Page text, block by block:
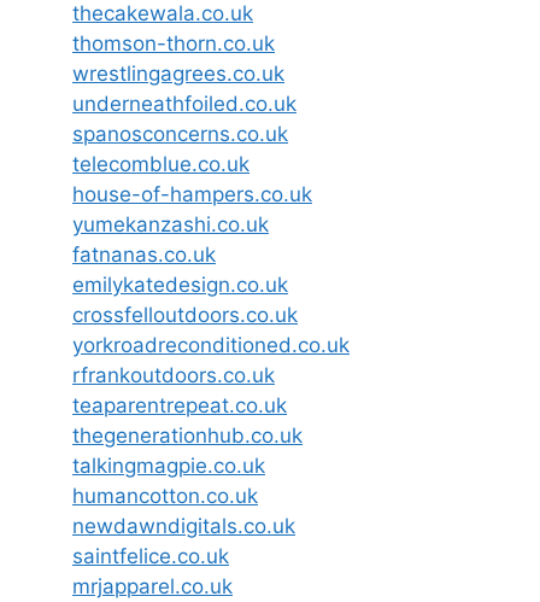
thecakewala.co.uk
thomson-thorn.co.uk
wrestlingagrees.co.uk
underneathfoiled.co.uk
spanosconcerns.co.uk
telecomblue.co.uk
house-of-hampers.co.uk
yumekanzashi.co.uk
fatnanas.co.uk
emilykatedesign.co.uk
crossfelloutdoors.co.uk
yorkroadreconditioned.co.uk
rfrankoutdoors.co.uk
teaparentrepeat.co.uk
thegenerationhub.co.uk
talkingmagpie.co.uk
humancotton.co.uk
newdawndigitals.co.uk
saintfelice.co.uk
mrjapparel.co.uk